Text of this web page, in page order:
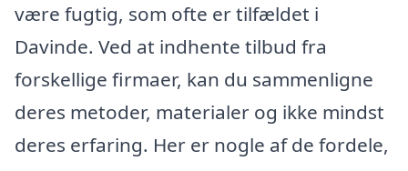
være fugtig, som ofte er tilfældet i
Davinde. Ved at indhente tilbud fra
forskellige firmaer, kan du sammenligne
deres metoder, materialer og ikke mindst
deres erfaring. Her er nogle af de fordele,